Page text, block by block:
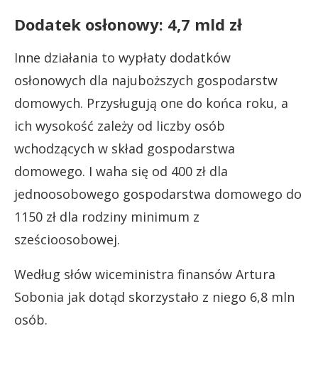
Dodatek osłonowy: 4,7 mld zł
Inne działania to wypłaty dodatków
osłonowych dla najuboższych gospodarstw
domowych. Przysługują one do końca roku, a
ich wysokość zależy od liczby osób
wchodzących w skład gospodarstwa
domowego. I waha się od 400 zł dla
jednoosobowego gospodarstwa domowego do
1150 zł dla rodziny minimum z
sześcioosobowej.
Według słów wiceministra finansów Artura
Sobonia jak dotąd skorzystało z niego 6,8 mln
osób.